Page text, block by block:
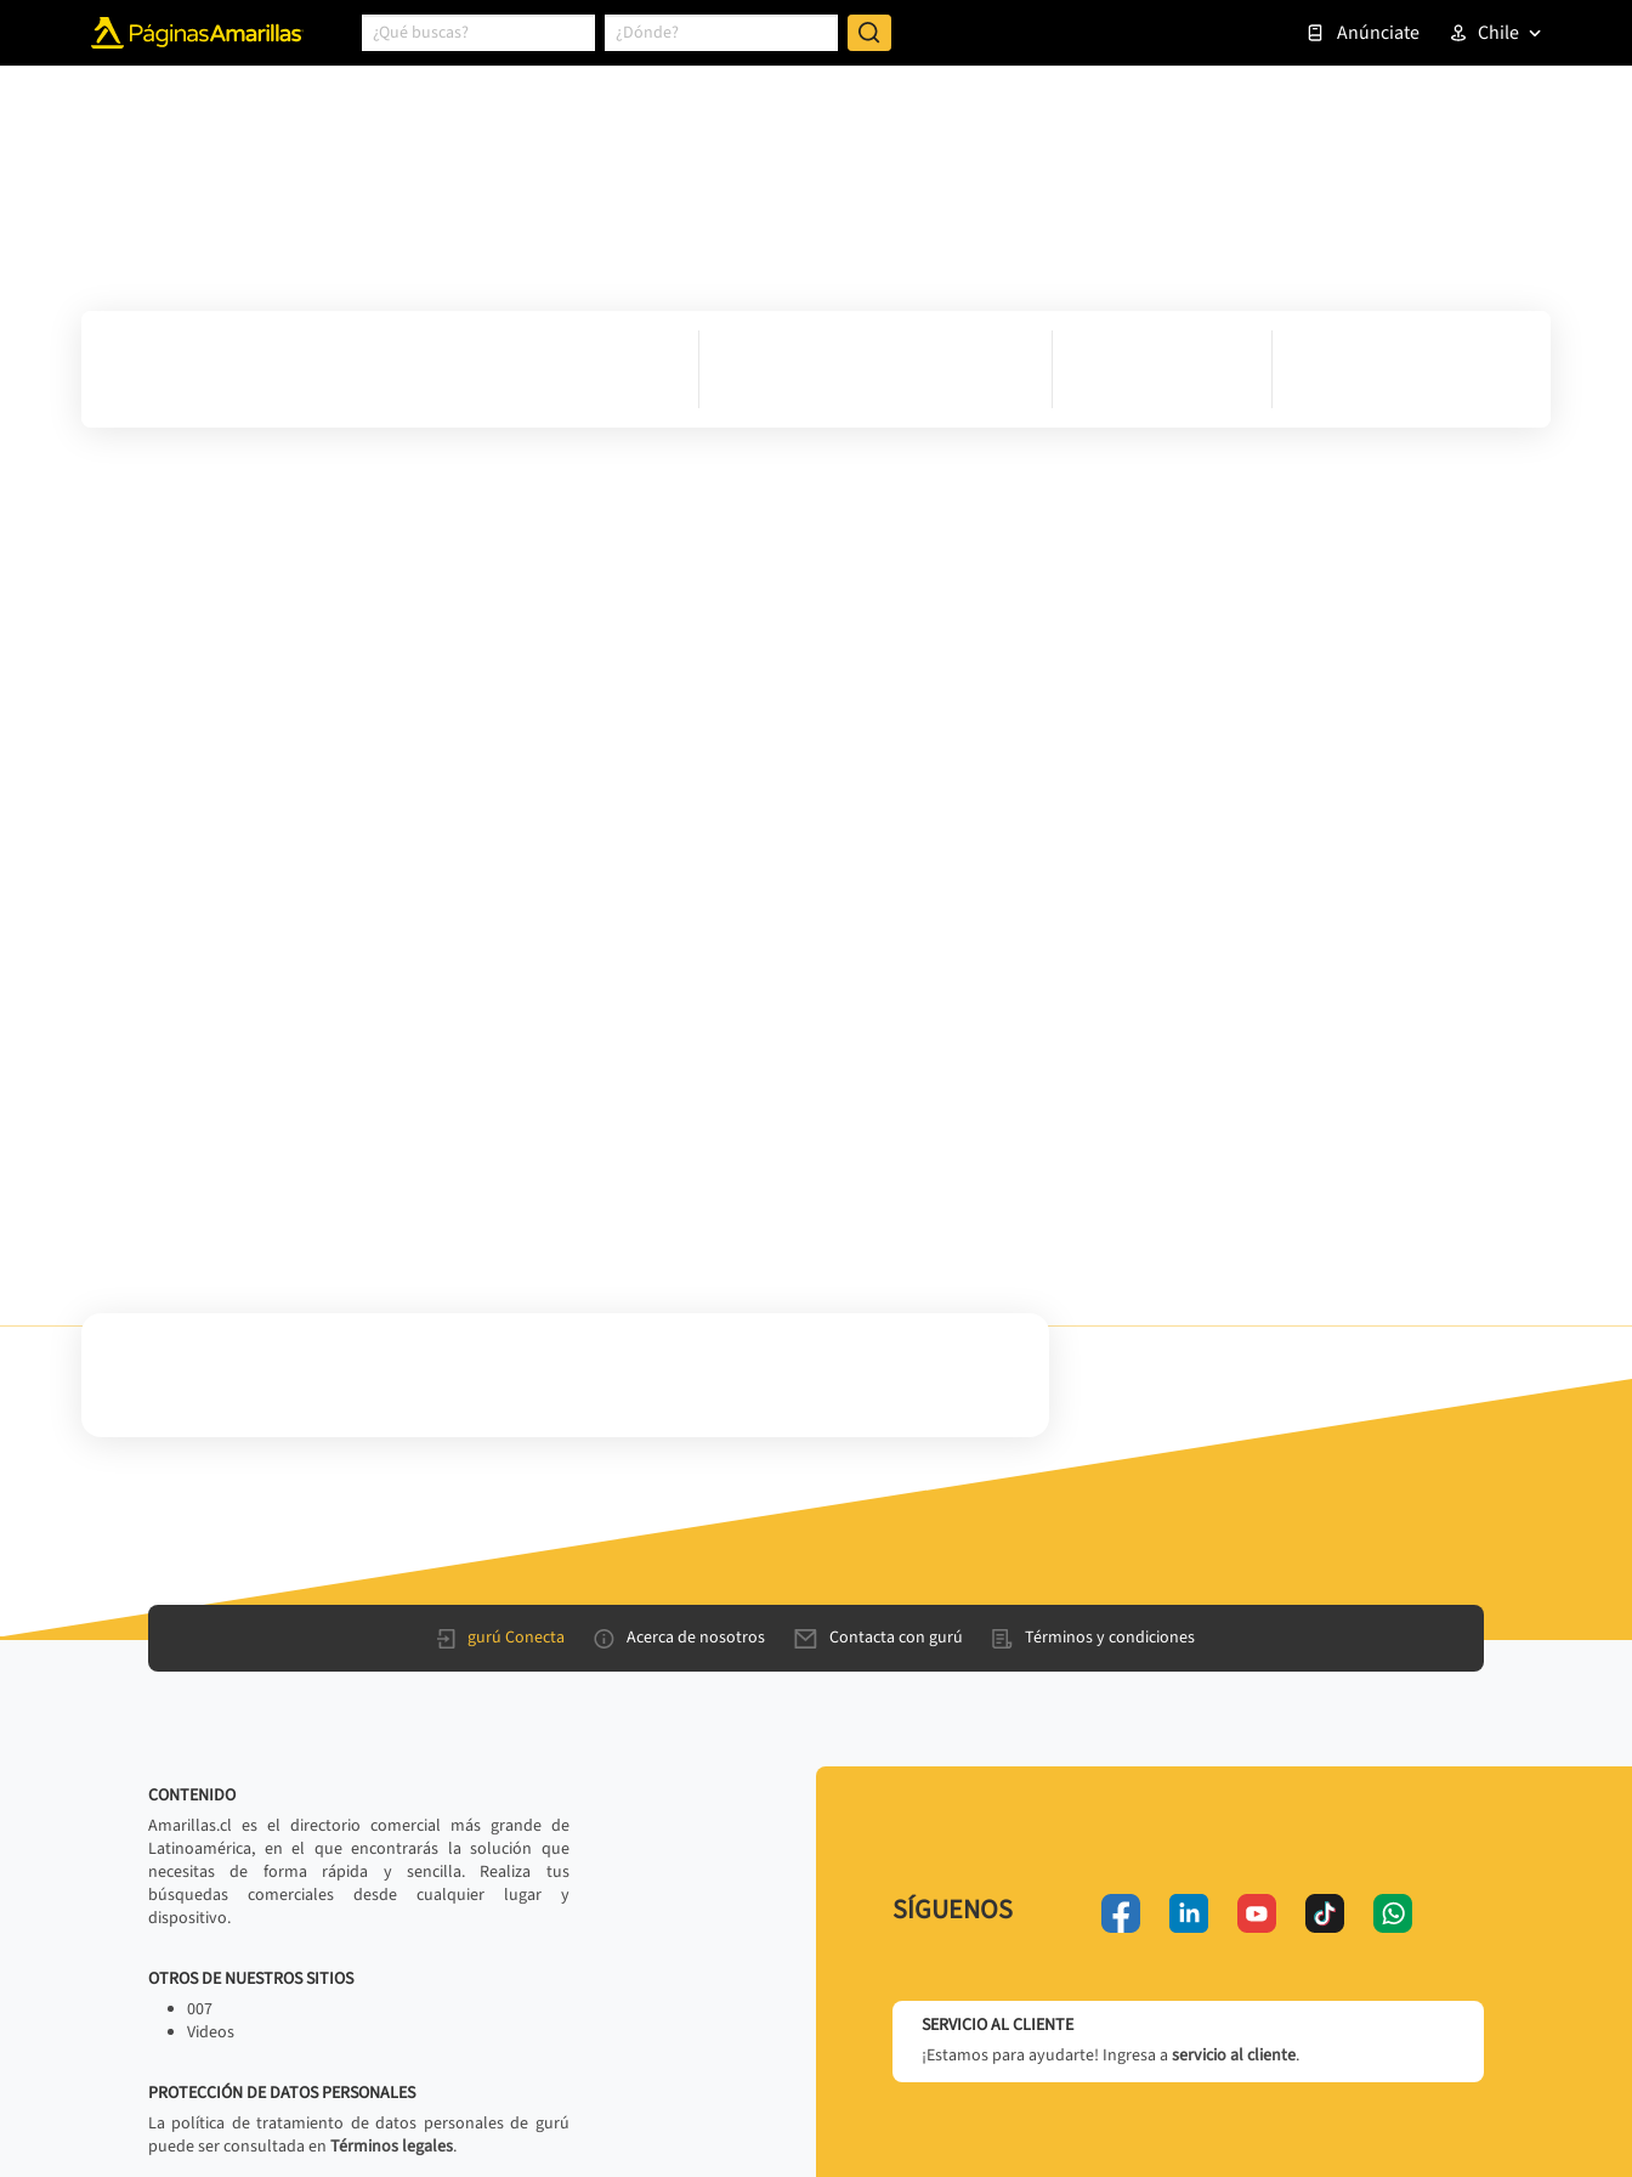
Anúnciate Chile
gurú Conecta Acerca de nosotros Contacta con gurú Términos y condiciones
CONTENIDO
Amarillas.cl es el directorio comercial más grande de
Latinoamérica, en el que encontrarás la solución que
necesitas de forma rápida y sencilla. Realiza tus
búsquedas comerciales desde cualquier lugar y
dispositivo.
OTROS DE NUESTROS SITIOS
007
Videos
PROTECCIÓN DE DATOS PERSONALES
La política de tratamiento de datos personales de gurú
puede ser consultada en Términos legales.
SÍGUENOS
SERVICIO AL CLIENTE
¡Estamos para ayudarte! Ingresa a servicio al cliente.